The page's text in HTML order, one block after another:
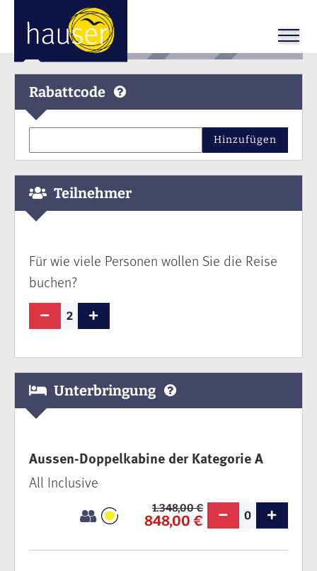
Rabattcode
Hinzufügen
Teilnehmer
Für wie viele Personen wollen Sie die Reise
buchen?
2
Unterbringung
Aussen-Doppelkabine der Kategorie A
1.348,00 €
848,00 € 0
All Inclusive